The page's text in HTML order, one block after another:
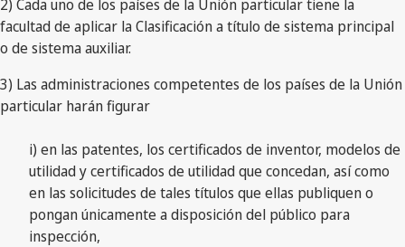
2) Cada uno de los países de la Unión particular tiene la
facultad de aplicar la Clasificación a título de sistema principal
o de sistema auxiliar.
3) Las administraciones competentes de los países de la Unión
particular harán figurar
i) en las patentes, los certificados de inventor, modelos de
utilidad y certificados de utilidad que concedan, así como
en las solicitudes de tales títulos que ellas publiquen o
pongan únicamente a disposición del público para
inspección,